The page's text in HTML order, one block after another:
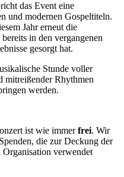
das Event eine
und modernen Gospeltiteln.
Jahr erneut die
bereits in den vergangenen
gesorgt hat.
Stunde voller
mitreißender Rhythmen
werden.
ist wie immerfrei. Wir
die zur Deckung der
verwendet